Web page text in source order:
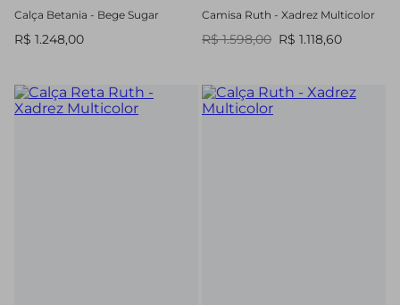
Calça Betania - Bege Sugar
R$ 1.248,00
Camisa Ruth - Xadrez Multicolor
R$ 1.598,00 R$ 1.118,60